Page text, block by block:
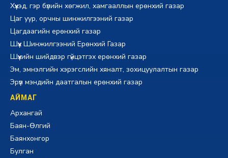
Хүүхэд, гэр бүлийн хөгжил, хамгааллын ерөнхий газар
Цаг уур, орчны шинжилгээний газар
Цагдаагийн ерөнхий газар
Шүүх Шинжилгээний Ерөнхий Газар
Шүүхийн шийдвэр гүйцэтгэх ерөнхий газар
Эм, эмнэлгийн хэрэгслийн хяналт, зохицуулалтын газар
Эрүүл мэндийн даатгалын ерөнхий газар
АЙМАГ
Архангай
Баян-Өлгий
Баянхонгор
Булган